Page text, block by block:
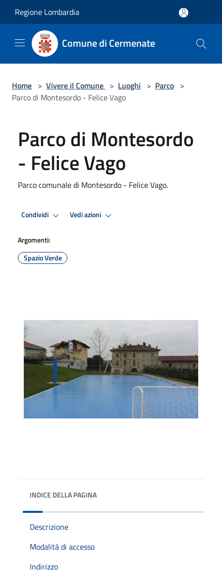
Regione Lombardia
Comune di Cermenate
Home > Vivere il Comune > Luoghi > Parco >
Parco di Montesordo - Felice Vago
Parco di Montesordo
- Felice Vago
Parco comunale di Montesordo - Felice Vago.
Condividi Vedi azioni
Argomenti:
Spazio Verde
INDICE DELLA PAGINA
Descrizione
Modalità di accesso
Indirizzo